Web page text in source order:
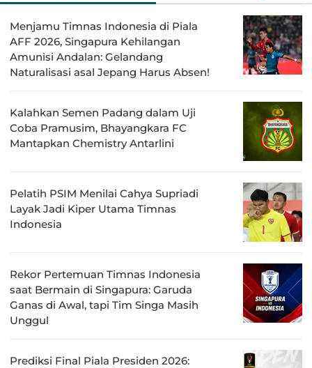
Menjamu Timnas Indonesia di Piala
AFF 2026, Singapura Kehilangan
Amunisi Andalan: Gelandang
Naturalisasi asal Jepang Harus Absen!
Kalahkan Semen Padang dalam Uji
Coba Pramusim, Bhayangkara FC
Mantapkan Chemistry Antarlini
Pelatih PSIM Menilai Cahya Supriadi
Layak Jadi Kiper Utama Timnas
Indonesia
Rekor Pertemuan Timnas Indonesia
saat Bermain di Singapura: Garuda
Ganas di Awal, tapi Tim Singa Masih
Unggul
Prediksi Final Piala Presiden 2026: